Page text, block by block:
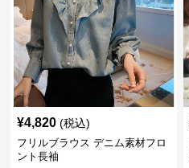
¥4,820 (税込)
フリルブラウス デニム素材フロ
ント長袖